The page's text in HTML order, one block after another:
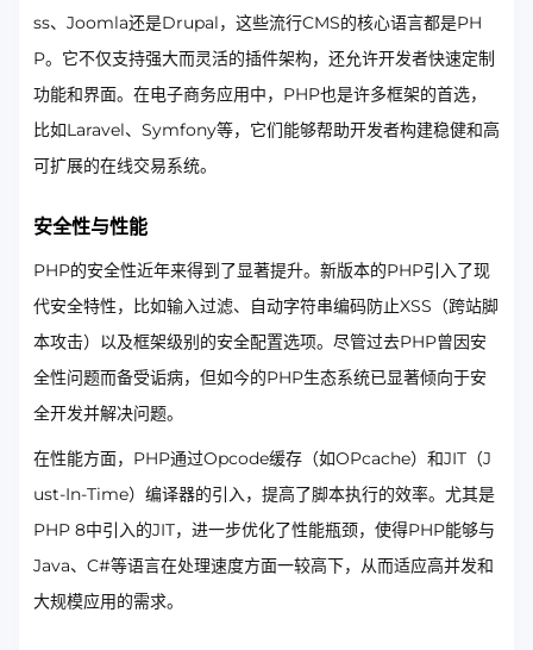
ss、Joomla还是Drupal，这些流行CMS的核心语言都是PH
P。它不仅支持强大而灵活的插件架构，还允许开发者快速定制
功能和界面。在电子商务应用中，PHP也是许多框架的首选，
比如Laravel、Symfony等，它们能够帮助开发者构建稳健和高
可扩展的在线交易系统。
安全性与性能
PHP的安全性近年来得到了显著提升。新版本的PHP引入了现
代安全特性，比如输入过滤、自动字符串编码防止XSS（跨站脚
本攻击）以及框架级别的安全配置选项。尽管过去PHP曾因安
全性问题而备受诟病，但如今的PHP生态系统已显著倾向于安
全开发并解决问题。
在性能方面，PHP通过Opcode缓存（如OPcache）和JIT（J
ust-In-Time）编译器的引入，提高了脚本执行的效率。尤其是
PHP 8中引入的JIT，进一步优化了性能瓶颈，使得PHP能够与
Java、C#等语言在处理速度方面一较高下，从而适应高并发和
大规模应用的需求。